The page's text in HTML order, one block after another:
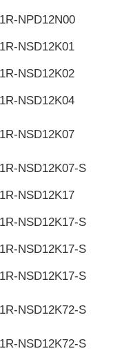
NPD12N00
NSD12K01
NSD12K02
NSD12K04
NSD12K07
NSD12K07-S
NSD12K17
NSD12K17-S
NSD12K17-S
NSD12K17-S
NSD12K72-S
NSD12K72-S